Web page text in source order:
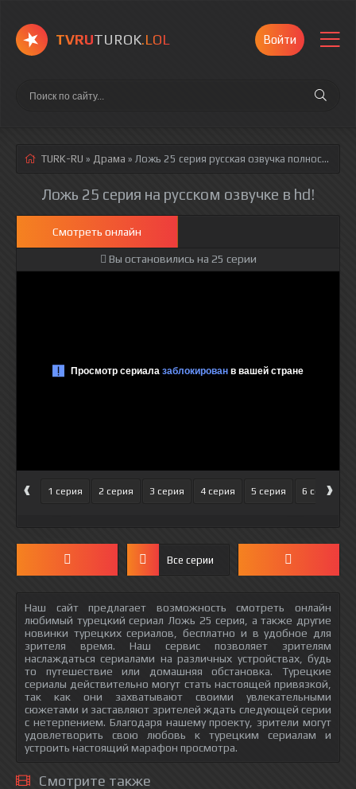
TVRUTUROK.LOL Войти
TURK-RU » Драма » Ложь 25 серия русская озвучка полностью смотреть онлайн!
Ложь 25 серия на русском озвучке в hd!
Смотреть онлайн
Вы остановились на 25 серии
‹ 1 серия 2 серия 3 серия 4 серия 5 серия 6 серия
›
Все серии
Наш сайт предлагает возможность смотреть онлайн
любимый турецкий сериал Ложь 25 серия, а также другие
новинки турецких сериалов, бесплатно и в удобное для
зрителя время. Наш сервис позволяет зрителям
наслаждаться сериалами на различных устройствах, будь
то путешествие или домашняя обстановка. Турецкие
сериалы действительно могут стать настоящей привязкой,
так как они захватывают своими увлекательными
сюжетами и заставляют зрителей ждать следующей серии
с нетерпением. Благодаря нашему проекту, зрители могут
удовлетворить свою любовь к турецким сериалам и
устроить настоящий марафон просмотра.
Смотрите также